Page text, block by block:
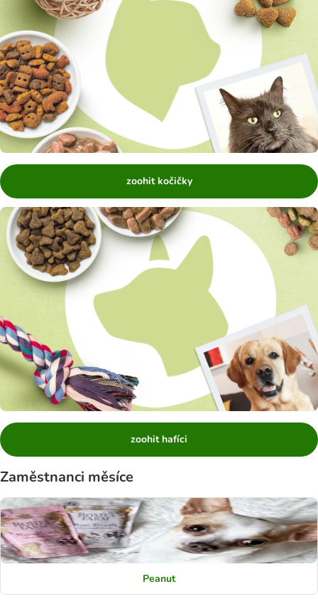
zoohit kočičky
zoohit hafíci
Zaměstnanci měsíce
Peanut